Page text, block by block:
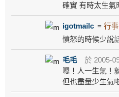
確實 有時太生氣
igotmailc =行
憤怒的時候少說
毛毛
於 2005-
嗯！人一生氣！
但也盡量少生氣